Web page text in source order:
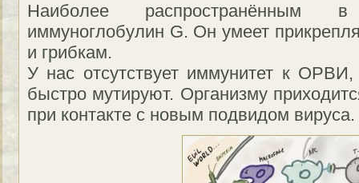
Наиболее распространённым
иммуноглобулин G. Он умеет
и грибкам.
У нас отсутствует иммунитет к
быстро мутируют. Организму
при контакте с новым подвидом вируса.